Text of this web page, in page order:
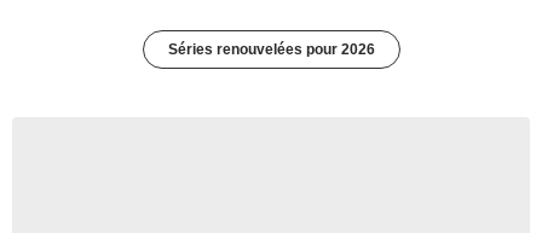
Séries renouvelées pour 2026